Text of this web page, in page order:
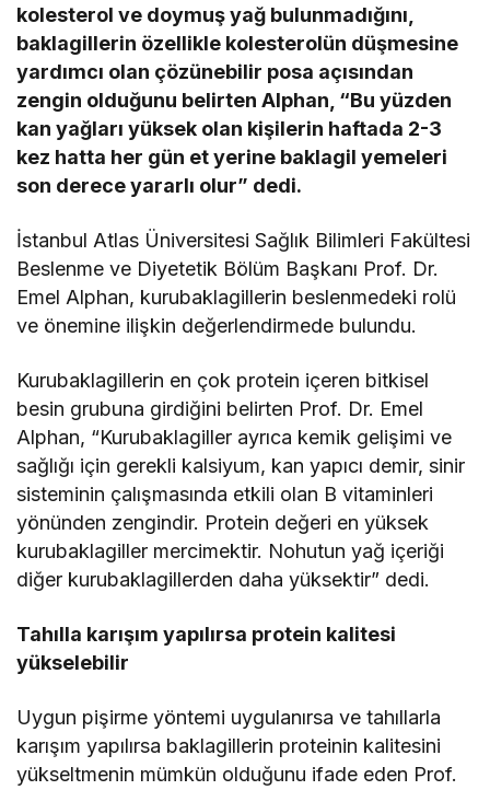
kolesterol ve doymuş yağ bulunmadığını,
baklagillerin özellikle kolesterolün düşmesine
yardımcı olan çözünebilir posa açısından
zengin olduğunu belirten Alphan, “Bu yüzden
kan yağları yüksek olan kişilerin haftada 2-3
kez hatta her gün et yerine baklagil yemeleri
son derece yararlı olur” dedi.
İstanbul Atlas Üniversitesi Sağlık Bilimleri Fakültesi
Beslenme ve Diyetetik Bölüm Başkanı Prof. Dr.
Emel Alphan, kurubaklagillerin beslenmedeki rolü
ve önemine ilişkin değerlendirmede bulundu.
Kurubaklagillerin en çok protein içeren bitkisel
besin grubuna girdiğini belirten Prof. Dr. Emel
Alphan, “Kurubaklagiller ayrıca kemik gelişimi ve
sağlığı için gerekli kalsiyum, kan yapıcı demir, sinir
sisteminin çalışmasında etkili olan B vitaminleri
yönünden zengindir. Protein değeri en yüksek
kurubaklagiller mercimektir. Nohutun yağ içeriği
diğer kurubaklagillerden daha yüksektir” dedi.
Tahılla karışım yapılırsa protein kalitesi
yükselebilir
Uygun pişirme yöntemi uygulanırsa ve tahıllarla
karışım yapılırsa baklagillerin proteinin kalitesini
yükseltmenin mümkün olduğunu ifade eden Prof.